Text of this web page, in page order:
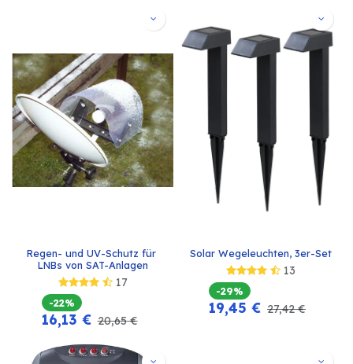
Regen- und UV-Schutz für
LNBs von SAT-Anlagen
17
-22%
16,13 € 20,65€
Solar Wegeleuchten, 3er-Set
13
-29%
19,45 € 27,42€